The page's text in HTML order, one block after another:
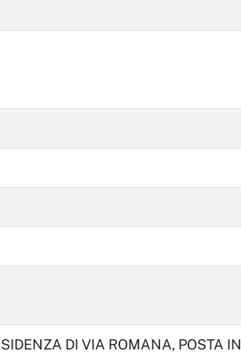
DI VIA ROMANA, POSTA IN